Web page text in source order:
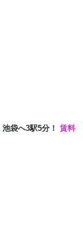
池袋へ3駅5分！ 賃料